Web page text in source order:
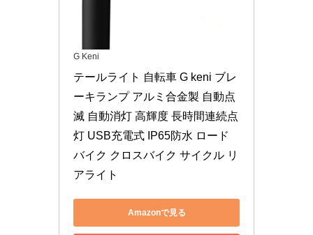
G Keni
テールライト 自転車 G keni ブレ
ーキランプ アルミ合金製 自動点
滅 自動消灯 高輝度 長時間連続点
灯 USB充電式 IP65防水 ロード
バイク クロスバイク サイクル リ
アライト
Amazonで見る